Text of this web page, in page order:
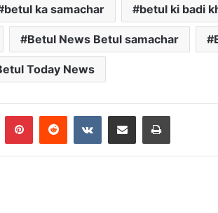
betul ka samachar betul ki badi
Betul News Betul samachar
Today News